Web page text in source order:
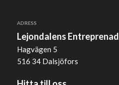
ADRESS
Lejondalens Entreprenad
Hagvägen 5
516 34 Dalsjöfors